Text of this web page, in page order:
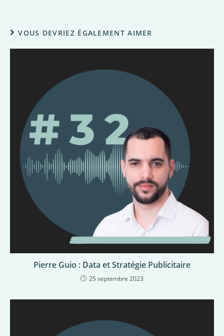
VOUS DEVRIEZ ÉGALEMENT AIMER
Pierre Guio : Data et Stratégie Publicitaire
25 septembre 2023